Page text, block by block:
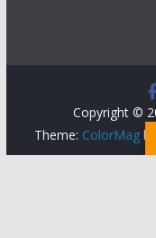
Copyright ©
Theme: ColorMag